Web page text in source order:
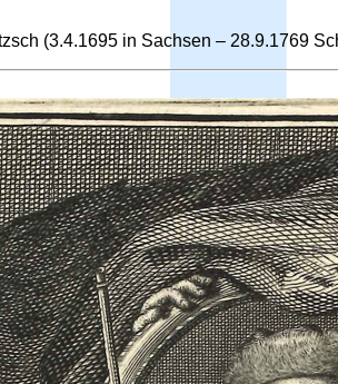
(3.4.1695 in Sachsen – 28.9.1769